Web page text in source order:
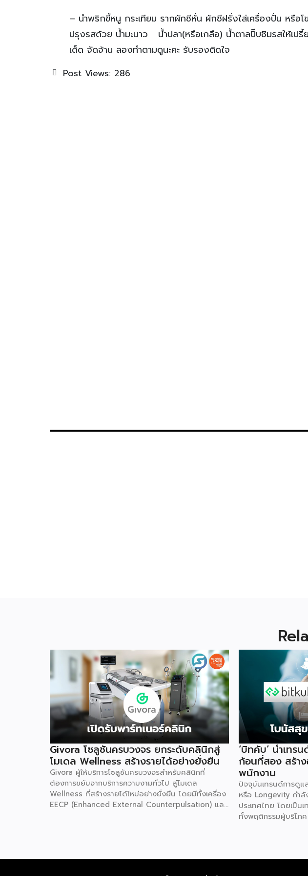
– นำพริกขี้หนู กระเทียม รากผักชีหั่น ผักชีฝรั่งใส่เครื่องปั่น หรือโ
ปรุงรสด้วย น้ำมะนาว น้ำปลา(หรือเกลือ) น้ำตาลปิ๊บชิมรสให้เปรี้
เด็ด จัดจ้าน ลองทำตามดูนะคะ รับรองติดใจ
Post Views: 286
Givora โซลูชันครบวงจร ยกระดับคลินิกสู่
โมเดล Wellness สร้างรายได้อย่างยั่งยืน
Givora ผู้ให้บริการโซลูชันครบวงจรสำหรับคลินิกที่
ต้องการขยับจากบริการความงามทั่วไป สู่โมเดล
Wellness ที่สร้างรายได้ใหม่อย่างยั่งยืน โดยมีทั้งเครื่อง
EECP (Enhanced External Counterpulsation) และ
การใช้งาน เหมาะสำหรับคลินิกที่ต้องการสร้างรายได้เพิ่ม
‘บิทคับ’ นำเท
ก้อนที่สอง สร้า
พนักงาน
ปัจจุบันเทรนด์การดู
หรือ Longevity กำลั
ประเทศไทย โดยเป็น
ทั้งพฤติกรรมผู้บริโภค
ธุรกิจสู่คอมมูนิตี้สุขภา